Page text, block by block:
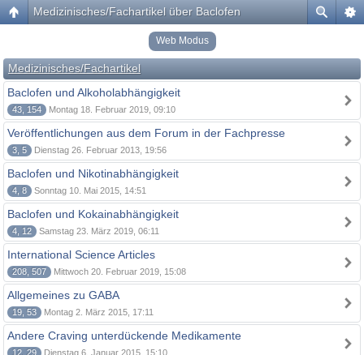
Medizinisches/Fachartikel über Baclofen
Web Modus
Medizinisches/Fachartikel
Baclofen und Alkoholabhängigkeit
43, 154 Montag 18. Februar 2019, 09:10
Veröffentlichungen aus dem Forum in der Fachpresse
3, 5 Dienstag 26. Februar 2013, 19:56
Baclofen und Nikotinabhängigkeit
4, 8 Sonntag 10. Mai 2015, 14:51
Baclofen und Kokainabhängigkeit
4, 12 Samstag 23. März 2019, 06:11
International Science Articles
208, 507 Mittwoch 20. Februar 2019, 15:08
Allgemeines zu GABA
19, 53 Montag 2. März 2015, 17:11
Andere Craving unterdückende Medikamente
12, 29 Dienstag 6. Januar 2015, 15:10